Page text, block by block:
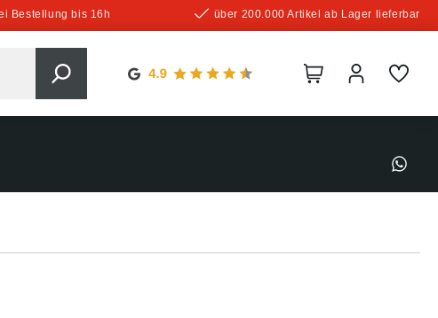
Bestellung bis 16h über 200.000 Artikel ab Lager lieferbar